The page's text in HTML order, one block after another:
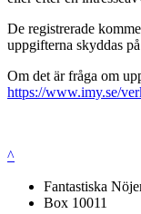
De registrerade
uppgifterna skyddas
Om det är fråga om
https://www.imy.se/
^
Fantastiska
Box 10011